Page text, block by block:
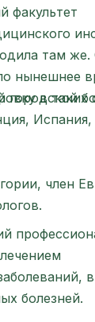
факультет
там же.
нынешнее
городской
в таких
Испания,
член
болезней.